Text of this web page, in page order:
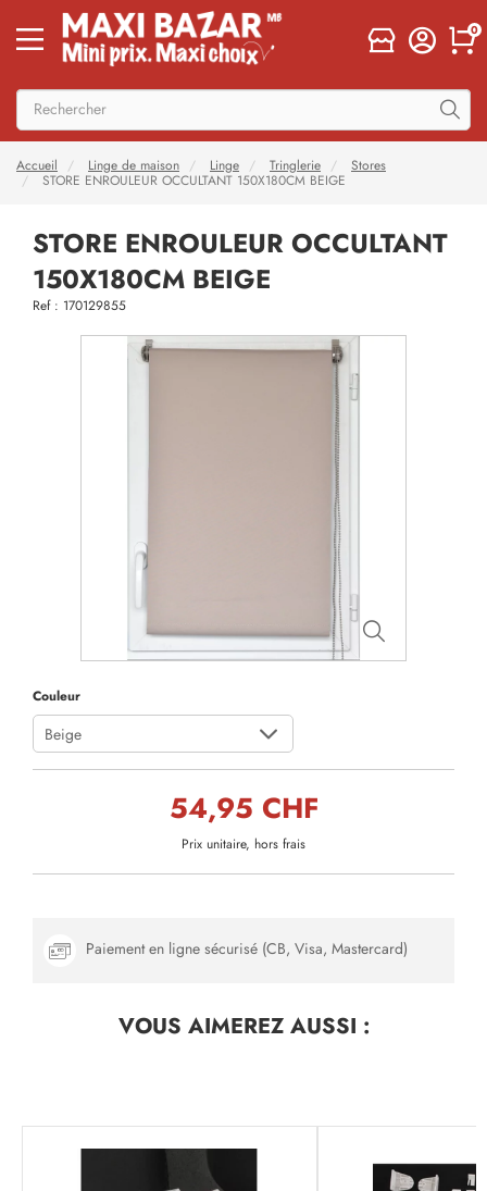
0
Accueil Linge de maison Linge Tringlerie
Stores
STORE ENROULEUR OCCULTANT 150X180CM BEIGE
STORE ENROULEUR OCCULTANT
150X180CM BEIGE
Ref : 170129855
Couleur
Beige
54,95 CHF
Prix unitaire, hors frais
Paiement en ligne sécurisé (CB, Visa, Mastercard)
VOUS AIMEREZAUSSI :